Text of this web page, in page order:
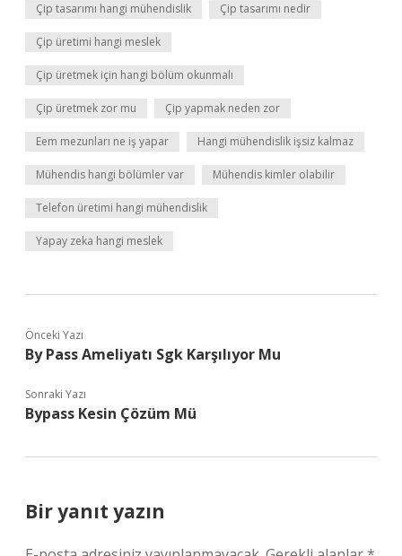
Çip tasarımı hangi mühendislik Çip tasarımı nedir
Çip üretimi hangi meslek
Çip üretmek için hangi bölüm okunmalı
Çip üretmek zor mu Çip yapmak neden zor
Eem mezunları ne iş yapar Hangi mühendislik işsiz kalmaz
Mühendis hangi bölümler var Mühendis kimler olabilir
Telefon üretimi hangi mühendislik
Yapay zeka hangi meslek
Önceki Yazı
By Pass Ameliyatı Sgk Karşılıyor Mu
Sonraki Yazı
Bypass Kesin Çözüm Mü
Bir yanıt yazın